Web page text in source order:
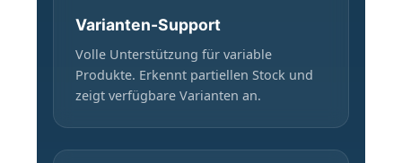
Varianten-Support
Volle Unterstützung für variable
Produkte. Erkennt partiellen Stock und
zeigt verfügbare Varianten an.